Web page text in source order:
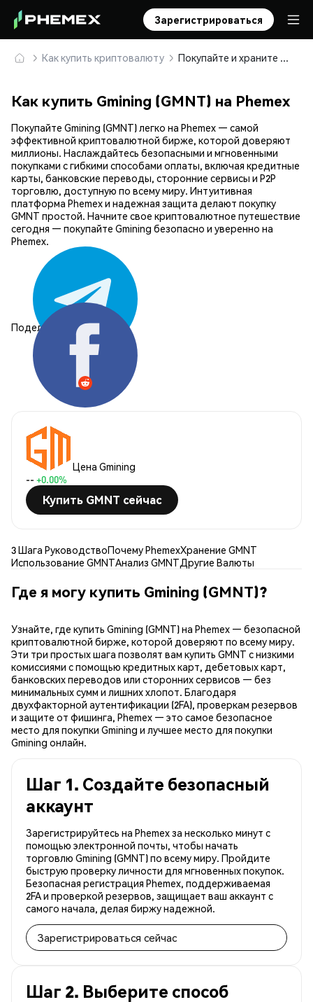
Зарегистрироваться
Как купить криптовалюту Покупайте и храните Gmining (GMNT) безопасно
Как купить Gmining (GMNT) на Phemex
Покупайте Gmining (GMNT) легко на Phemex — самой
эффективной криптовалютной бирже, которой доверяют
миллионы. Наслаждайтесь безопасными и мгновенными
покупками с гибкими способами оплаты, включая кредитные
карты, банковские переводы, сторонние сервисы и P2P
торговлю, доступную по всему миру. Интуитивная
платформа Phemex и надежная защита делают покупку
GMNT простой. Начните свое криптовалютное путешествие
сегодня — покупайте Gmining безопасно и уверенно на
Phemex.
Поделиться:
Цена Gmining
-- +0.00%
Купить GMNT сейчас
3 Шага РуководствоПочему PhemexХранение GMNT
Использование GMNTАнализ GMNTДругие Валюты
Где я могу купить Gmining (GMNT)?
Узнайте, где купить Gmining (GMNT) на Phemex — безопасной
криптовалютной бирже, которой доверяют по всему миру.
Эти три простых шага позволят вам купить GMNT с низкими
комиссиями с помощью кредитных карт, дебетовых карт,
банковских переводов или сторонних сервисов — без
минимальных сумм и лишних хлопот. Благодаря
двухфакторной аутентификации (2FA), проверкам резервов
и защите от фишинга, Phemex — это самое безопасное
место для покупки Gmining и лучшее место для покупки
Gmining онлайн.
Шаг 1. Создайте безопасный
аккаунт
Зарегистрируйтесь на Phemex за несколько минут с
помощью электронной почты, чтобы начать
торговлю Gmining (GMNT) по всему миру. Пройдите
быструю проверку личности для мгновенных покупок.
Безопасная регистрация Phemex, поддерживаемая
2FA и проверкой резервов, защищает ваш аккаунт с
самого начала, делая биржу надежной.
Зарегистрироваться сейчас
Шаг 2. Выберите способ